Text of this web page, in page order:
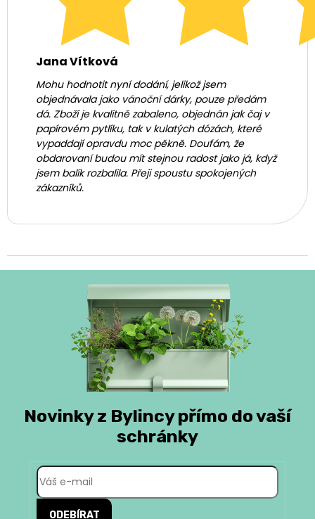
Jana Vítková
Mohu hodnotit nyní dodání, jelikož jsem
objednávala jako vánoční dárky, pouze předám
dá. Zboží je kvalitně zabaleno, objednán jak čaj v
papírovém pytlíku, tak v kulatých dózách, které
vypaddají opravdu moc pěkně. Doufám, že
obdarovaní budou mít stejnou radost jako já, když
jsem balík rozbalila. Přeji spoustu spokojených
zákazníků.
Novinky z Bylincy přímo do vaší
schránky
ODEBÍRAT